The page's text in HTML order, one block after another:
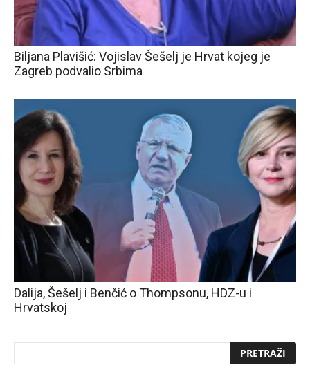
Biljana Plavišić: Vojislav Šešelj je Hrvat kojeg je
Zagreb podvalio Srbima
Dalija, Šešelj i Benčić o Thompsonu, HDZ-u i
Hrvatskoj